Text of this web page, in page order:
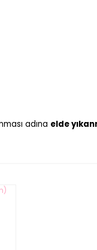
adına elde